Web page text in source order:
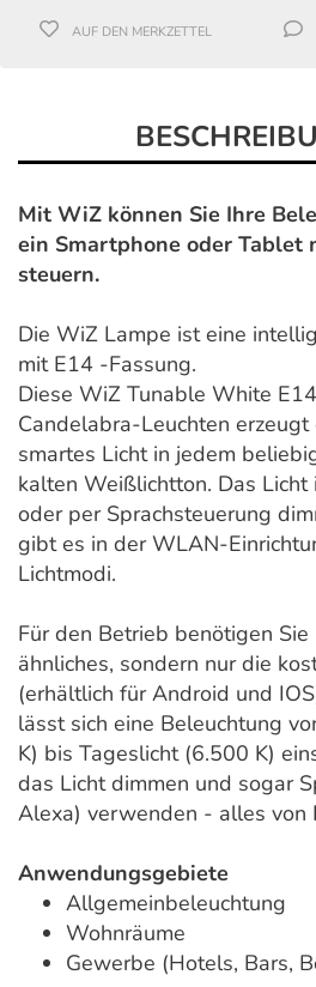
AUF DEN MERKZETTEL
Mit WiZ können Sie Ihre
ein Smartphone oder
steuern.
Die WiZ Lampe ist eine
mit E14 -Fassung.
Diese WiZ Tunable White
Candelabra-Leuchten
smartes Licht in jedem
kalten Weißlichtton. Das
oder per Sprachsteuerung
gibt es in der WLAN-
Lichtmodi.
Für den Betrieb benötigen
ähnliches, sondern nur die
(erhältlich für Android und
lässt sich eine Beleuchtung
K) bis Tageslicht (6.500 K)
das Licht dimmen und sogar
Alexa) verwenden - alles von
Anwendungsgebiete
Allgemeinbeleuchtung
Wohnräume
Gewerbe (Hotels, Bars,